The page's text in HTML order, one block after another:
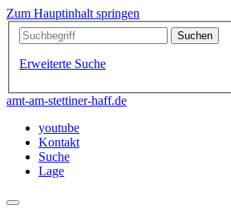
Zum Hauptinhalt springen
Erweiterte Suche
amt-am-stettiner-haff.de
youtube
Kontakt
Suche
Lage